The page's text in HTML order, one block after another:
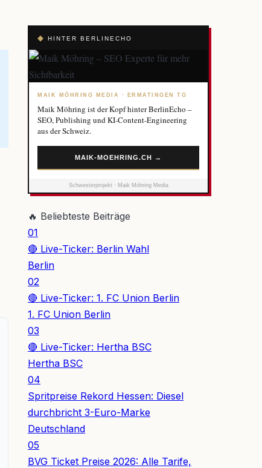
◆ HINTER BERLINECHO
MAIK MÖHRING MEDIA · ERMATINGEN TG
Maik Möhring ist der Kopf hinter BerlinEcho –
SEO, Publishing und KI-Content-Engineering
aus der Schweiz.
MAIK-MOEHRING.CH →
Schwesterprojekt · Maik Möhring Media
🔥 Beliebteste Beiträge
01
🔴 Live-Ticker: Berlin Wahl
Berlin
02
🔴 Live-Ticker: 1. FC Union Berlin
1. FC Union Berlin
03
🔴 Live-Ticker: Hertha BSC
Hertha BSC
04
Spritpreise Rekord Hessen: Diesel
durchbricht 3-Euro-Marke
Deutschland
05
BVG Ticket Preise 2026: Alle Tarife,